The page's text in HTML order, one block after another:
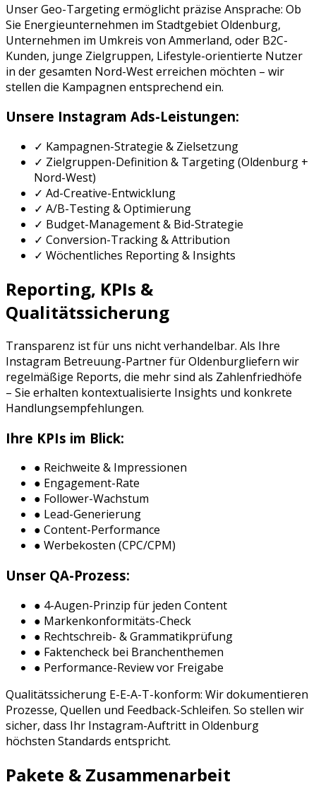
Unser Geo-Targeting ermöglicht präzise Ansprache: Ob
Sie Energieunternehmen im StadtgebietOldenburg,
Unternehmen im Umkreis von Ammerland, oder B2C-
Kunden, junge Zielgruppen, Lifestyle-orientierte Nutzer
in der gesamten Nord-Westerreichen möchten – wir
stellen die Kampagnen entsprechend ein.
Unsere Instagram Ads-Leistungen:
✓ Kampagnen-Strategie & Zielsetzung
✓ Zielgruppen-Definition & Targeting (Oldenburg +
Nord-West)
✓ Ad-Creative-Entwicklung
✓ A/B-Testing & Optimierung
✓ Budget-Management & Bid-Strategie
✓ Conversion-Tracking & Attribution
✓ Wöchentliches Reporting & Insights
Reporting, KPIs &
Qualitätssicherung
Transparenz ist für uns nicht verhandelbar. Als Ihre
Instagram Betreuung-Partner fürOldenburgliefern wir
regelmäßige Reports, die mehr sind als Zahlenfriedhöfe
– Sie erhalten kontextualisierte Insights und konkrete
Handlungsempfehlungen.
Ihre KPIs im Blick:
● Reichweite & Impressionen
● Engagement-Rate
● Follower-Wachstum
● Lead-Generierung
● Content-Performance
● Werbekosten (CPC/CPM)
Unser QA-Prozess:
● 4-Augen-Prinzip für jeden Content
● Markenkonformitäts-Check
● Rechtschreib- & Grammatikprüfung
● Faktencheck bei Branchenthemen
● Performance-Review vor Freigabe
Qualitätssicherung E-E-A-T-konform: Wir dokumentieren
Prozesse, Quellen und Feedback-Schleifen. So stellen wir
sicher, dass Ihr Instagram-Auftritt in Oldenburg
höchsten Standards entspricht.
Pakete & Zusammenarbeit